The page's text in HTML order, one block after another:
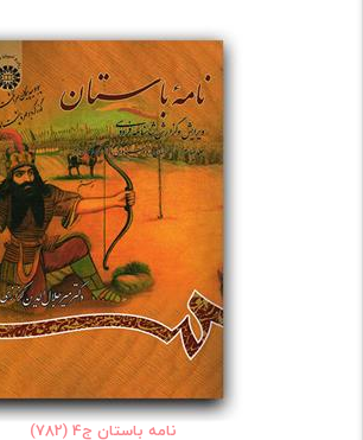
نامه باستان ج4 (782)